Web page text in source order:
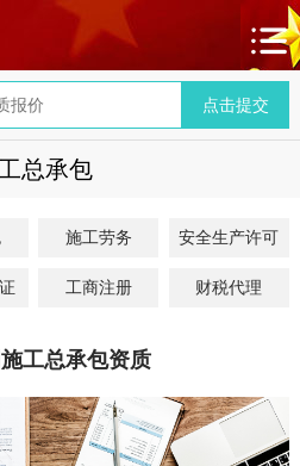
总承包
施工劳务 安全生产许可
工商注册 财税代理
工总承包资质